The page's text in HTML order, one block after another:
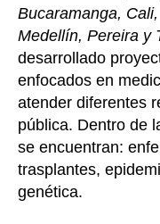
Bucaramanga,
Medellín, Pereira y
desarrollado
enfocados en
atender diferentes
pública. Dentro de
se encuentran:
trasplantes,
genética.